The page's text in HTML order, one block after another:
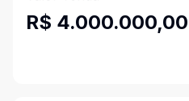
R$ 4.000.000,00